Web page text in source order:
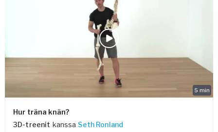
5 min
Hur träna knän?
3D-treenit kanssa Seth Ronland